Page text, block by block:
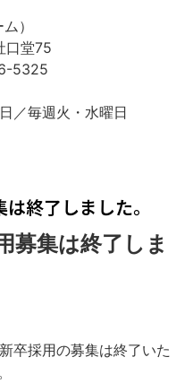
）
口堂75
5325
／毎週火・水曜日
終了しました。
募集は終了しま
卒採用の募集は終了いた